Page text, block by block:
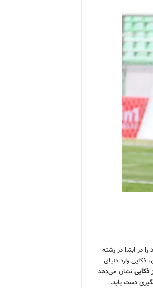
در ابتدا در رشته
ذکایی وارد دنیای
ذکایینشان می‌دهد
دست یابد.